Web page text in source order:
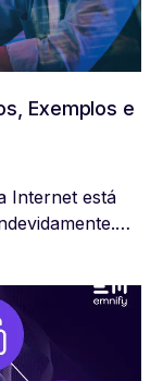
Exemplos e
Internet está
malware ou